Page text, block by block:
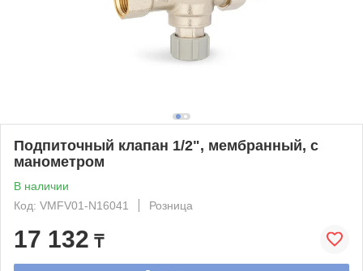
Подпиточный клапан 1/2", мембранный, с
манометром
В наличии
Код: VMFV01-N16041
Розница
17 132 ₸